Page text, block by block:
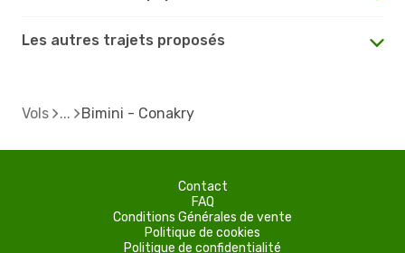
Les autres trajets proposés
Vols Bimini - Conakry
Contact
FAQ
Conditions Générales de vente
Politique de cookies
Politique de confidentialité